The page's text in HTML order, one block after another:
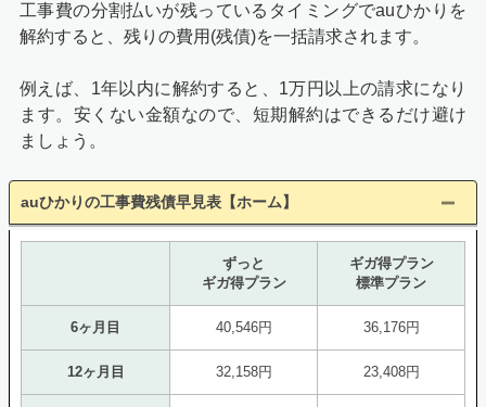
工事費の分割払いが残っているタイミングでauひかりを
解約すると、残りの費用(残債)を一括請求されます。
例えば、1年以内に解約すると、1万円以上の請求になり
ます。安くない金額なので、短期解約はできるだけ避け
ましょう。
auひかりの工事費残債早見表【ホーム】
ずっと
ギガ得プラン
ギガ得プラン
標準プラン
6ヶ月目 40,546円 36,176円
12ヶ月目 32,158円 23,408円